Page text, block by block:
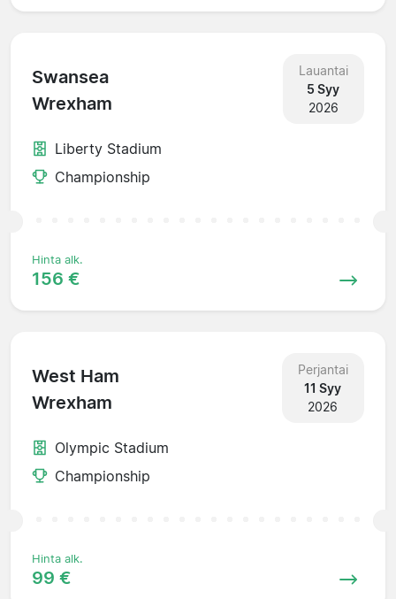
Swansea
Wrexham
Lauantai
5 Syy
2026
Liberty Stadium
Championship
Hinta alk.
156 €
West Ham
Wrexham
Perjantai
11 Syy
2026
Olympic Stadium
Championship
Hinta alk.
99 €